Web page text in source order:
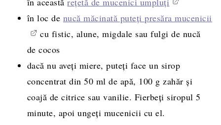
în loc de nucă măcinată puteți presăra mucenicii
cu fistic, alune, migdale sau fulgi de nucă
de cocos
dacă nu aveți miere, puteți face un sirop
concentrat din 50 ml de apă, 100 g zahăr și
coajă de citrice sau vanilie. Fierbeți siropul 5
minute, apoi ungeți mucenicii cu el.